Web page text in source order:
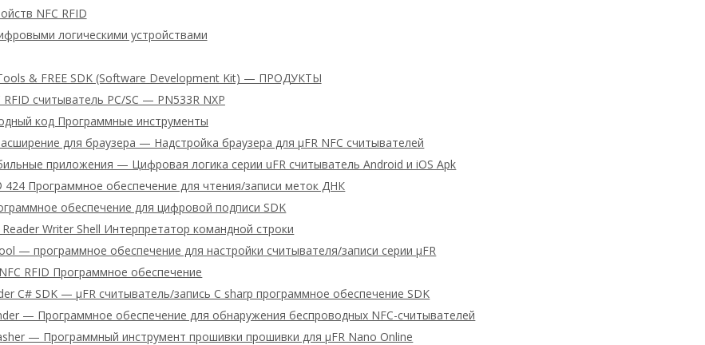
NFC RFID
логическими устройствами
& FREE SDK (Software Development Kit) — ПРОДУКТЫ
считыватель PC/SC — PN533R NXP
код Программные инструменты
для браузера — Надстройка браузера для μFR NFC считывателей
приложения — Цифровая логика серии uFR считыватель Android и iOS Apk
424 Программное обеспечение для чтения/записи меток ДНК
обеспечение для цифровой подписи SDK
Reader Writer Shell Интерпретатор командной строки
— программное обеспечение для настройки считывателя/записи серии μFR
RFID Программное обеспечение
C# SDK — μFR считыватель/запись C sharp программное обеспечение SDK
— Программное обеспечение для обнаружения беспроводных NFC-считывателей
— Программный инструмент прошивки прошивки для μFR Nano Online